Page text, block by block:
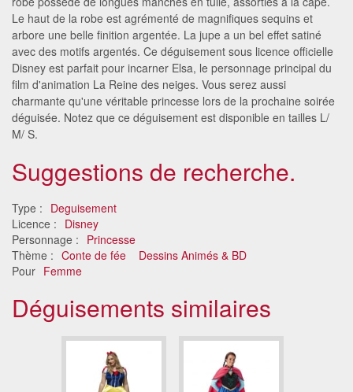
Le haut de la robe est agrémenté de magnifiques sequins et
arbore une belle finition argentée. La jupe a un bel effet satiné
avec des motifs argentés. Ce déguisement sous licence officielle
Disney est parfait pour incarner Elsa, le personnage principal du
film d'animation La Reine des neiges. Vous serez aussi
charmante qu'une véritable princesse lors de la prochaine soirée
déguisée. Notez que ce déguisement est disponible en tailles L/
M/ S.
Suggestions de recherche.
Type : Deguisement
Licence : Disney
Personnage : Princesse
Thème : Conte de fée
Dessins Animés & BD
Pour Femme
Déguisements similaires